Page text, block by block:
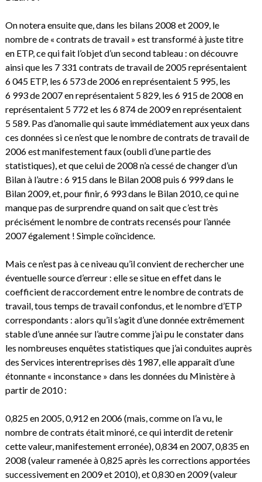
On notera ensuite que, dans les bilans 2008 et 2009, le
nombre de « contrats de travail » est transformé à juste titre
en ETP, ce qui fait l’objet d’un second tableau : on découvre
ainsi que les 7 331 contrats de travail de 2005 représentaient
6 045 ETP, les 6 573 de 2006 en représentaient 5 995, les
6 993 de 2007 en représentaient 5 829, les 6 915 de 2008 en
représentaient 5 772 et les 6 874 de 2009 en représentaient
5 589. Pas d’anomalie qui saute immédiatement aux yeux dans
ces données si ce n’est que le nombre de contrats de travail de
2006 est manifestement faux (oubli d’une partie des
statistiques), et que celui de 2008 n’a cessé de changer d’un
Bilan à l’autre : 6 915 dans le Bilan 2008 puis 6 999 dans le
Bilan 2009, et, pour finir, 6 993 dans le Bilan 2010, ce qui ne
manque pas de surprendre quand on sait que c’est très
précisément le nombre de contrats recensés pour l’année
2007 également ! Simple coïncidence.
Mais ce n’est pas à ce niveau qu’il convient de rechercher une
éventuelle source d’erreur : elle se situe en effet dans le
coefficient de raccordement entre le nombre de contrats de
travail, tous temps de travail confondus, et le nombre d’ETP
correspondants : alors qu’il s’agit d’une donnée extrêmement
stable d’une année sur l’autre comme j’ai pu le constater dans
les nombreuses enquêtes statistiques que j’ai conduites auprès
des Services interentreprises dès 1987, elle apparaît d’une
étonnante « inconstance » dans les données du Ministère à
partir de 2010 :
0,825 en 2005, 0,912 en 2006 (mais, comme on l’a vu, le
nombre de contrats était minoré, ce qui interdit de retenir
cette valeur, manifestement erronée), 0,834 en 2007, 0,835 en
2008 (valeur ramenée à 0,825 après les corrections apportées
successivement en 2009 et 2010), et 0,830 en 2009 (valeur